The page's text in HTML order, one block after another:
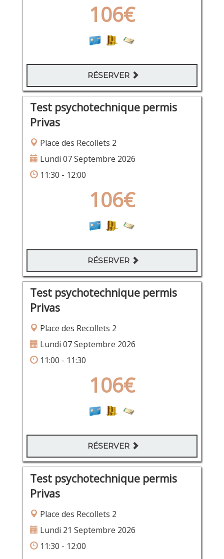
106€
RÉSERVER
Test psychotechnique permis
Privas
Place des Recollets 2
Lundi 07 Septembre 2026
11:30 - 12:00
106€
RÉSERVER
Test psychotechnique permis
Privas
Place des Recollets 2
Lundi 07 Septembre 2026
11:00 - 11:30
106€
RÉSERVER
Test psychotechnique permis
Privas
Place des Recollets 2
Lundi 21 Septembre 2026
11:30 - 12:00